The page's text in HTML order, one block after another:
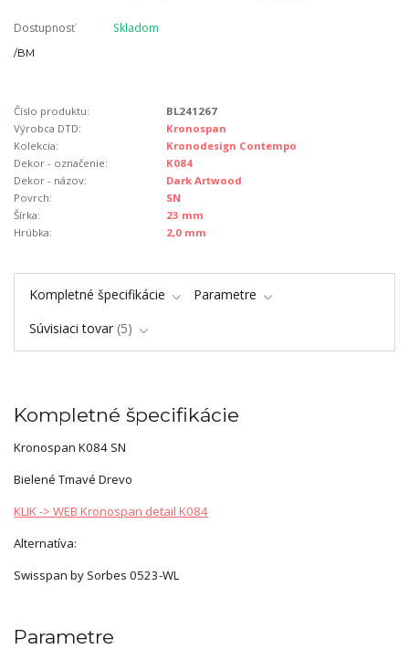
Dostupnosť Skladom
/BM
Číslo produktu:
BL241267
Výrobca DTD:
Kronospan
Kolekcia:
Kronodesign Contempo
Dekor - označenie:
K084
Dekor - názov:
Dark Artwood
Povrch:
SN
Šírka:
23 mm
Hrúbka:
2,0 mm
Kompletné špecifikácie
Parametre
Súvisiaci tovar 5
Kompletné špecifikácie
Kronospan K084 SN
Bielené Tmavé Drevo
KLIK -> WEB Kronospan detail K084
Alternatíva:
Swisspan by Sorbes 0523-WL
Parametre